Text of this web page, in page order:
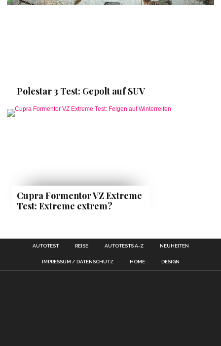
Polestar 3 Test: Gepolt auf SUV
Cupra Formentor VZ Extreme
Test: Extreme extrem?
AUTOTEST REISE AUTOTESTS A-Z NEUHEITEN
IMPRESSUM / DATENSCHUTZ HOME DESIGN